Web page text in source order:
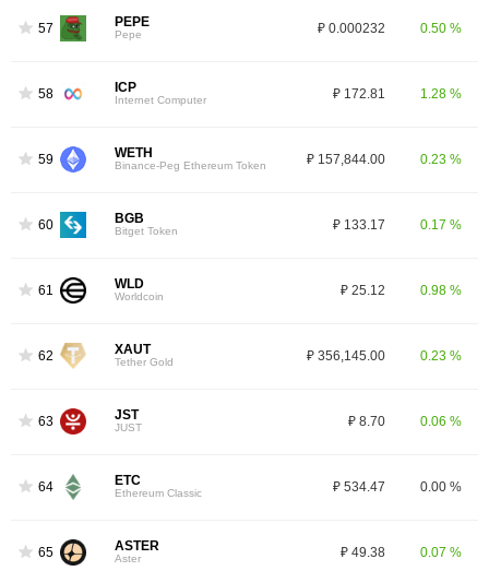
57 PEPE
Pepe ₽ 0.000232 0.50 %
58 ICP
Internet Computer ₽ 172.81 1.28 %
59 WETH
Binance-Peg Ethereum Token ₽ 157,844.00 0.23 %
60 BGB
Bitget Token ₽ 133.17 0.17 %
61 WLD
Worldcoin ₽ 25.12 0.98 %
62 XAUT
Tether Gold ₽ 356,145.00 0.23 %
63 JST
JUST ₽ 8.70 0.06 %
64 ETC
Ethereum Classic ₽ 534.47 0.00 %
65 ASTER
Aster ₽ 49.38 0.07 %